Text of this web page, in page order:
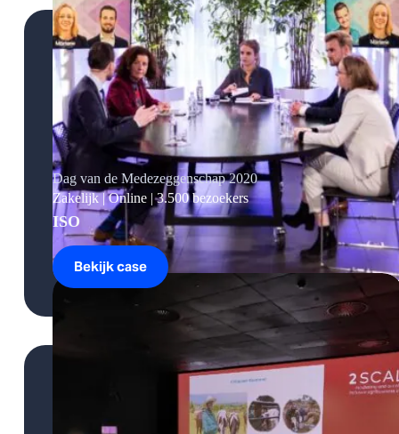
Dag van de Medezeggenschap 2020
Zakelijk | Online | 3.500 bezoekers
ISO
Bekijk case
Dag
van
Medezeggenschap